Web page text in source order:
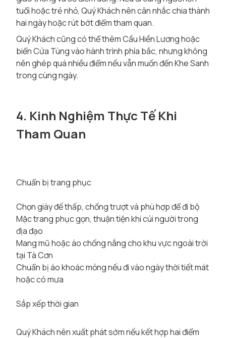
tuổi hoặc trẻ nhỏ, Quý Khách nên cân nhắc chia thành
hai ngày hoặc rút bớt điểm tham quan.
Quý Khách cũng có thể thêm Cầu Hiền Lương hoặc
biển Cửa Tùng vào hành trình phía bắc, nhưng không
nên ghép quá nhiều điểm nếu vẫn muốn đến Khe Sanh
trong cùng ngày.
4. Kinh Nghiệm Thực Tế Khi
Tham Quan
Chuẩn bị trang phục
Chọn giày đế thấp, chống trượt và phù hợp để đi bộ
Mặc trang phục gọn, thuận tiện khi cúi người trong
địa đạo
Mang mũ hoặc áo chống nắng cho khu vực ngoài trời
tại Tà Cơn
Chuẩn bị áo khoác mỏng nếu đi vào ngày thời tiết mát
hoặc có mưa
Sắp xếp thời gian
Quý Khách nên xuất phát sớm nếu kết hợp hai điểm